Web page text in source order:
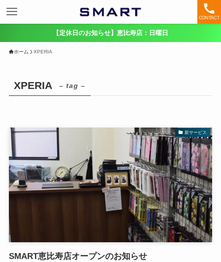
CONTACT
【定休日のお知らせ】恵比寿店：日曜日
ホーム XPERIA
XPERIA – tag –
新サービス
SMART恵比寿店オープンのお知らせ